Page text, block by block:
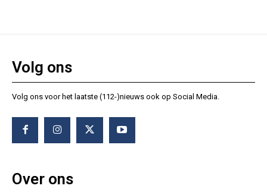
Volg ons
Volg ons voor het laatste (112-)nieuws ook op Social Media.
Over ons